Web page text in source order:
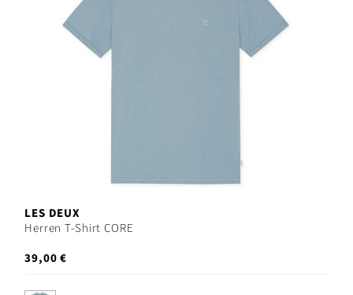
LES DEUX
Herren T-Shirt CORE
39,00 €